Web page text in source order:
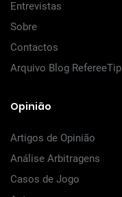
Entrevistas
Sobre
Contactos
Arquivo Blog RefereeTip
Opinião
Artigos de Opinião
Análise Arbitragens
Casos de Jogo